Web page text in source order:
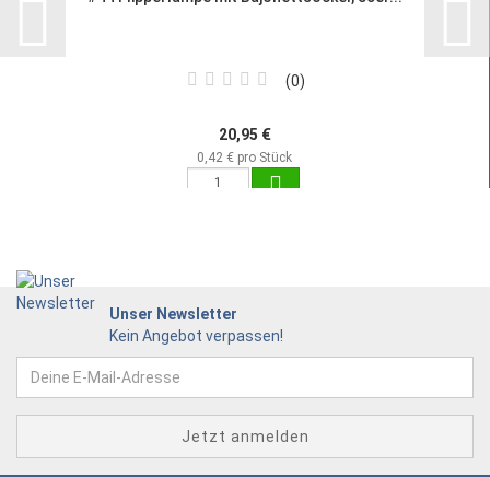
0
20,95 €
0,42 € pro Stück
Unser Newsletter
Kein Angebot verpassen!